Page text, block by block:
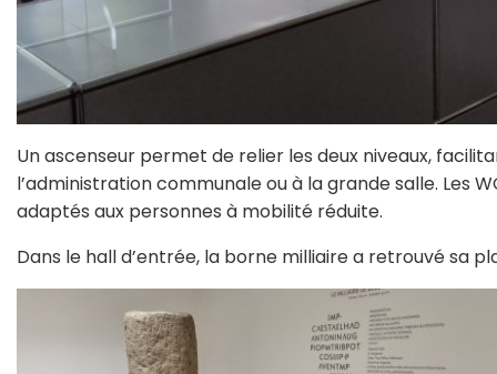
Un ascenseur permet de relier les deux niveaux,
l’administration communale ou à la grande salle. Les
adaptés aux personnes à mobilité réduite.
Dans le hall d’entrée, la borne milliaire a retrouvé sa